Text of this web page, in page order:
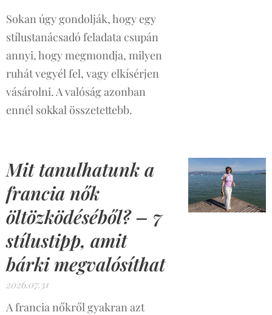
Sokan úgy gondolják, hogy egy
stílustanácsadó feladata csupán
annyi, hogy megmondja, milyen
ruhát vegyél fel, vagy elkísérjen
vásárolni. A valóság azonban
ennél sokkal összetettebb.
Mit tanulhatunk a
francia nők
öltözködéséből? – 7
stílustipp, amit
bárki megvalósíthat
2026.07.31
A francia nőkről gyakran azt